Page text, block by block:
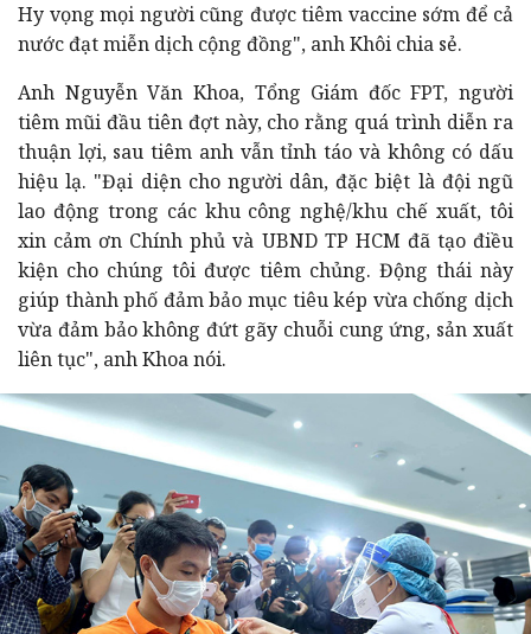
Hy vọng mọi người cũng được tiêm vaccine sớm để cả
nước đạt miễn dịch cộng đồng", anh Khôi chia sẻ.
Anh Nguyễn Văn Khoa, Tổng Giám đốc FPT, người
tiêm mũi đầu tiên đợt này, cho rằng quá trình diễn ra
thuận lợi, sau tiêm anh vẫn tỉnh táo và không có dấu
hiệu lạ. "Đại diện cho người dân, đặc biệt là đội ngũ
lao động trong các khu công nghệ/khu chế xuất, tôi
xin cảm ơn Chính phủ và UBND TP HCM đã tạo điều
kiện cho chúng tôi được tiêm chủng. Động thái này
giúp thành phố đảm bảo mục tiêu kép vừa chống dịch
vừa đảm bảo không đứt gãy chuỗi cung ứng, sản xuất
liên tục", anh Khoa nói.